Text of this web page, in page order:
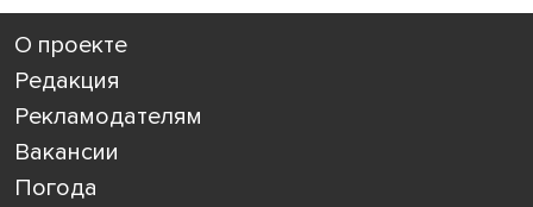
О проекте
Редакция
Рекламодателям
Вакансии
Погода